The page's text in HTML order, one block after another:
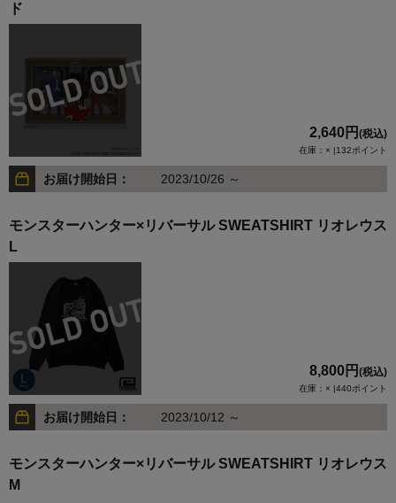
ド
2,640円 (税込)
在庫：× |132ポイント
お届け開始日： 2023/10/26 ～
モンスターハンター×リバーサル SWEATSHIRT リオレウス
L
8,800円 (税込)
在庫：× |440ポイント
お届け開始日： 2023/10/12 ～
モンスターハンター×リバーサル SWEATSHIRT リオレウス
M